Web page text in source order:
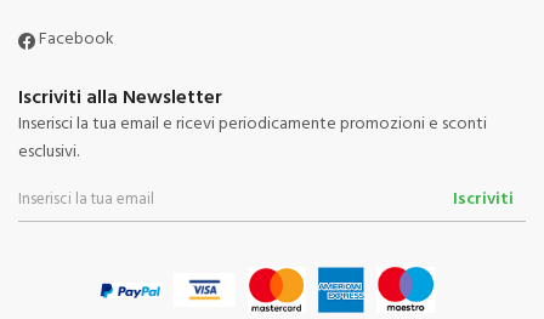
Facebook
Iscriviti alla Newsletter
Inserisci la tua email e ricevi periodicamente promozioni e sconti
esclusivi.
Iscriviti